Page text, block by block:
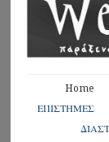
Home
ΕΠΙΣΤΗΜΕΣ